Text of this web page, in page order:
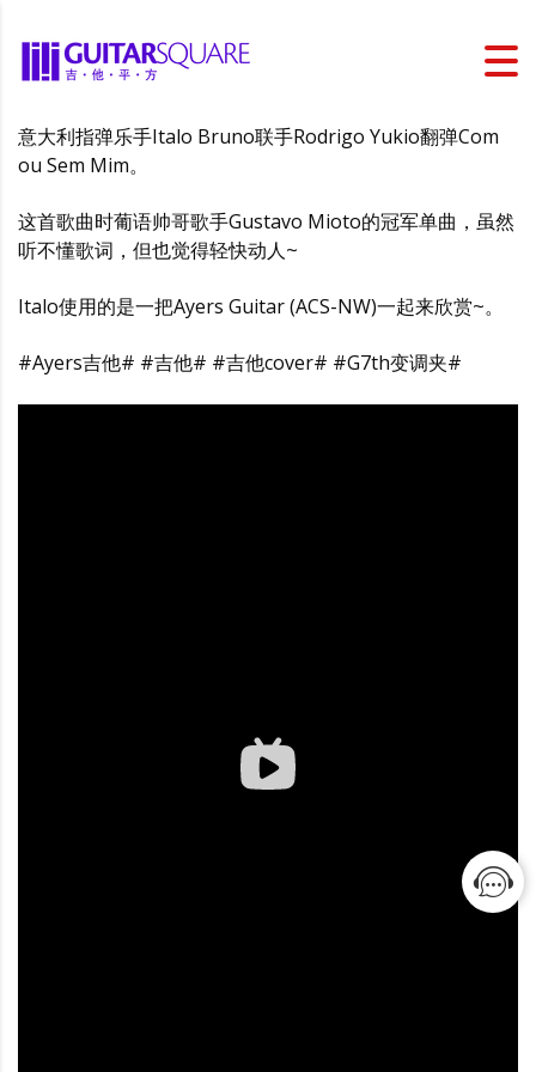
意大利指弹乐手Italo Bruno联手Rodrigo Yukio翻弹Com
ou Sem Mim。
这首歌曲时葡语帅哥歌手Gustavo Mioto的冠军单曲，虽然
听不懂歌词，但也觉得轻快动人~
Italo使用的是一把Ayers Guitar (ACS-NW)一起来欣赏~。
#Ayers吉他# #吉他# #吉他cover# #G7th变调夹#